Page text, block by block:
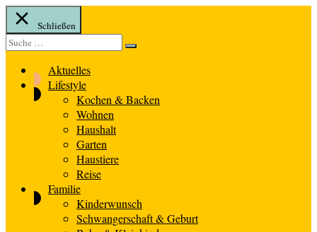
Schließen
Suche
nach:
Suche
Aktuelles
Lifestyle
Kochen & Backen
Wohnen
Haushalt
Garten
Haustiere
Reise
Familie
Kinderwunsch
Schwangerschaft & Geburt